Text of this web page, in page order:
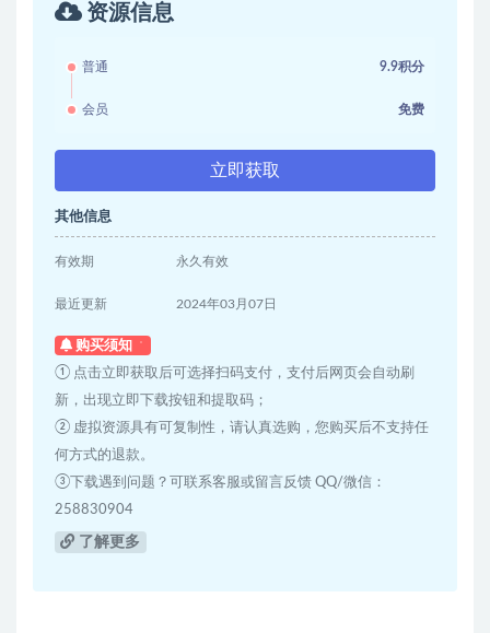
资源信息
普通 9.9积分
会员 免费
立即获取
其他信息
有效期 永久有效
最近更新 2024年03月07日
购买须知
① 点击立即获取后可选择扫码支付，支付后网页会自动刷
新，出现立即下载按钮和提取码；
② 虚拟资源具有可复制性，请认真选购，您购买后不支持任
何方式的退款。
③下载遇到问题？可联系客服或留言反馈 QQ/微信：
258830904
了解更多